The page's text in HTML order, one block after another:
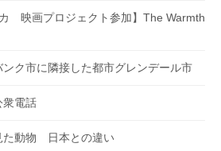
映画プロジェクト参加】The Warmth
ク市に隣接した都市グレンデール市
衆電話
た動物 日本との違い